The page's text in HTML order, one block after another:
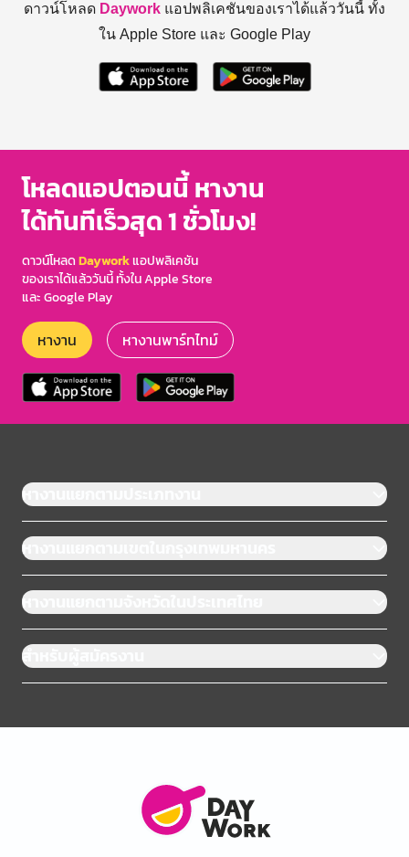
ดาวน์โหลด Daywork แอปพลิเคชันของเราได้แล้ววันนี้ ทั้ง
ใน Apple Store และ Google Play
โหลดแอปตอนนี้ หางาน
ได้ทันทีเร็วสุด 1 ชั่วโมง!
ดาวน์โหลดDayworkแอปพลิเคชัน
ของเราได้แล้ววันนี้ ทั้งใน Apple Store
และ Google Play
หางาน หางานพาร์ทไทม์
หางานแยกตามประเภทงาน
หางานแยกตามเขตในกรุงเทพมหานคร
หางานแยกตามจังหวัดในประเทศไทย
สำหรับผู้สมัครงาน